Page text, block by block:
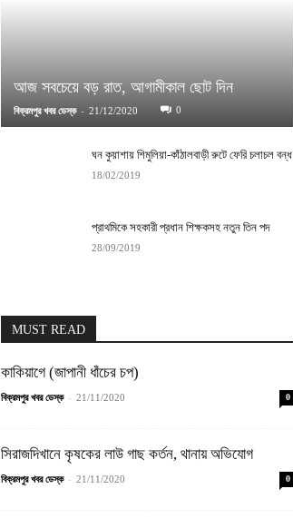
আজ সবচেয়ে বড় রাত, আগামীকাল ছোট দিন
বিক্রমপুর খবর ডেস্ক - 21/12/2020 0
ঘন কুয়াশায় শিমুলিয়া-কাঁঠালবাড়ী রুটে ফেরি চলাচল বন্ধ
18/02/2019
প্রাথমিকে সহকারী প্রধান শিক্ষকসহ নতুন তিন পদ
28/09/2019
MUST READ
কাকিয়াগে (জাপানী ধাঁচের চপ)
বিক্রমপুর খবর ডেস্ক - 21/11/2020 0
সিরাজদিখানে কৃষকের লাউ গাছ কর্তন, থানায় অভিযোগ
বিক্রমপুর খবর ডেস্ক - 21/11/2020 0